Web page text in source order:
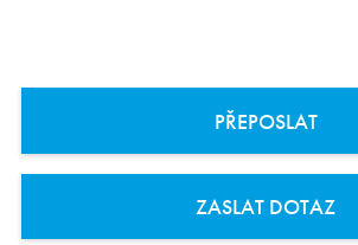
PŘEPOSLAT
ZASLAT DOTAZ